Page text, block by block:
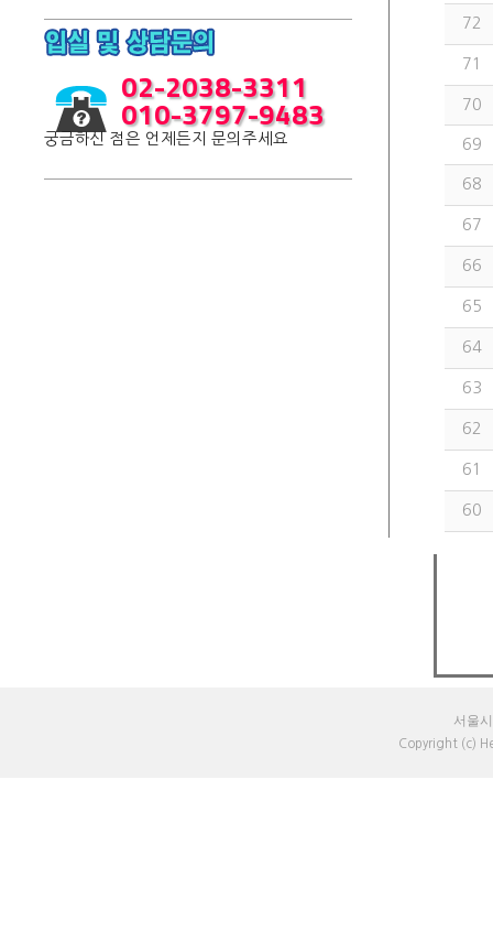
02-2038-3311
010-3797-9483
궁금하신 점은 언제든지 문의주세요
72
71
70
69
68
67
66
65
64
63
62
61
60
서울
Copyright (c)